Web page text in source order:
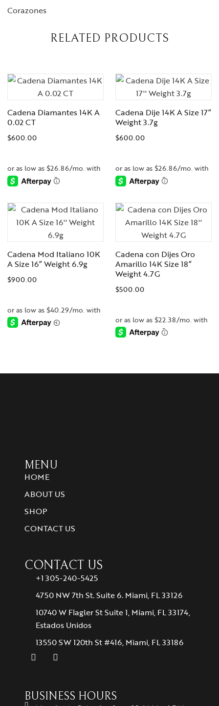
Corazones
RELATED PRODUCTS
Cadena Diamantes 14K A
0.02 CT
$600.00
-
Cadena Dije 14K A Size 17”
Weight 3.7g
$600.00
-
Cadena Mod Italiano 10K
A Size 16” Weight 6.9g
$900.00
-
Cadena con Dijes Oro
Amarillo 14K Size 18”
Weight 4.7G
$500.00
-
MENU
HOME
ABOUT US
SHOP
CONTACT US
CONTACT US
+1 305-240-5425
4750 NW 7th St. Suite 6. Miami, FL 33126
10740 W Flagler St Suite 1, Miami, FL 33174,
Estados Unidos
13550 SW 120th St #416, Miami, FL 33186
BUSINESS HOURS